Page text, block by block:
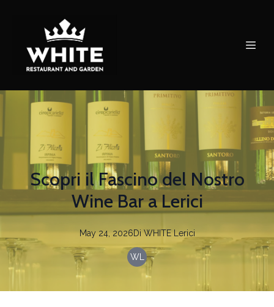
Scopri il Fascino del Nostro
Wine Bar a Lerici
May 24, 2026Di WHITE Lerici
WL